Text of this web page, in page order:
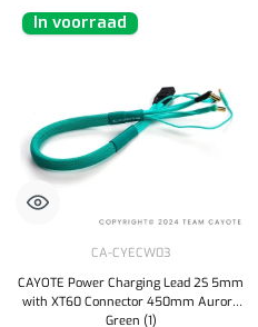
In voorraad
CA-CYECW03
CAYOTE Power Charging Lead 2S 5mm
with XT60 Connector 450mm Aurora
Green (1)